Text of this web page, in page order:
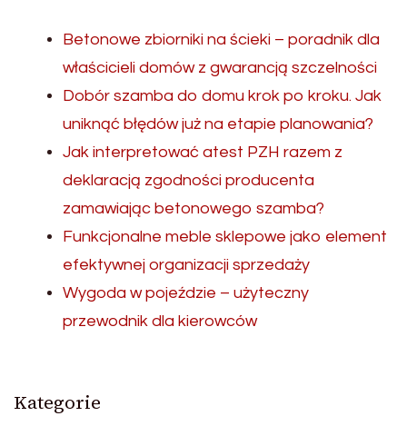
Betonowe zbiorniki na ścieki – poradnik dla
właścicieli domów z gwarancją szczelności
Dobór szamba do domu krok po kroku. Jak
uniknąć błędów już na etapie planowania?
Jak interpretować atest PZH razem z
deklaracją zgodności producenta
zamawiając betonowego szamba?
Funkcjonalne meble sklepowe jako element
efektywnej organizacji sprzedaży
Wygoda w pojeździe – użyteczny
przewodnik dla kierowców
Kategorie